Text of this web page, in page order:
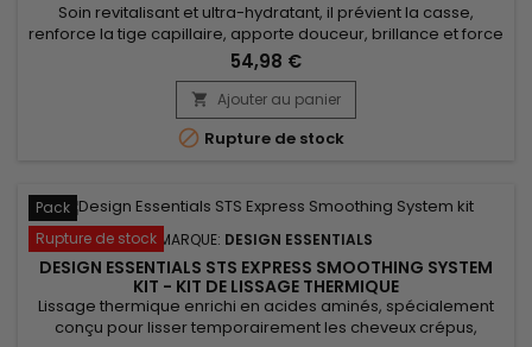
Soin revitalisant et ultra-hydratant, il prévient la casse,
renforce la tige capillaire, apporte douceur, brillance et force
aux cheveux secs et abîmés. Enrichi en protéine de blé
hydrolysée, Design Essentials Almond Butter Express Instant
Moisturizing Conditioner renforce la fibre capillaire et
améliore l’élasticité. La vitamine E protège contre les...
54,98 €
 Ajouter au panier
 Rupture de stock
Pack
Rupture de stock MARQUE: DESIGN ESSENTIALS
DESIGN ESSENTIALS STS EXPRESS SMOOTHING SYSTEM
KIT - KIT DE LISSAGE THERMIQUE
Lissage thermique enrichi en acides aminés, spécialement
conçu pour lisser temporairement les cheveux crépus,